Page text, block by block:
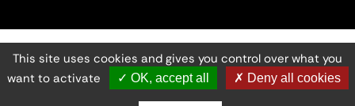
Mentions légales
Gestion des cookies
Accessibilité numérique
Ministère de la Culture ©2026
- Cité de l'architecture et du patrimoine
This site uses cookies and gives you control over what you
want to activate
✓ OK, accept all ✗ Deny all cookies